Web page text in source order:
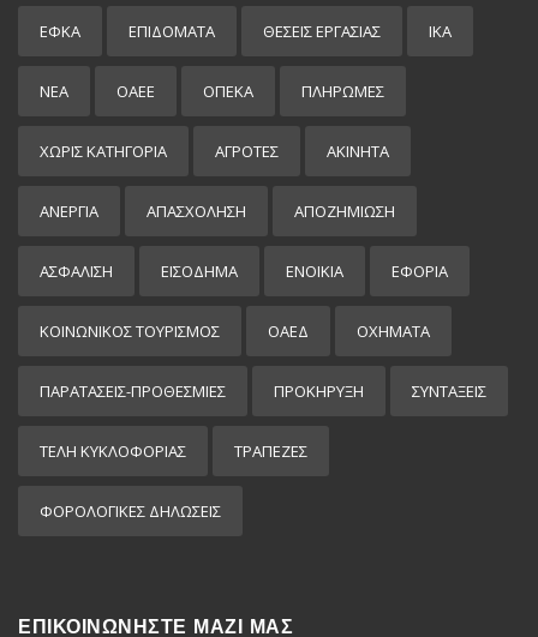
ΕΦΚΑ ΕΠΙΔΌΜΑΤΑ ΘΕΣΕΙΣ ΕΡΓΑΣΙΑΣ ΙΚΑ
ΝΕΑ ΟΑΕΕ ΟΠΕΚΑ ΠΛΗΡΩΜΕΣ
ΧΩΡΊΣ ΚΑΤΗΓΟΡΊΑ ΑΓΡΟΤΕΣ ΑΚΙΝΗΤΑ
ΑΝΕΡΓΙΑ ΑΠΑΣΧΟΛΗΣΗ ΑΠΟΖΗΜΙΩΣΗ
ΑΣΦΑΛΙΣΗ ΕΙΣΌΔΗΜΑ ΕΝΟΙΚΙΑ ΕΦΟΡΙΑ
ΚΟΙΝΩΝΙΚΟΣ ΤΟΥΡΙΣΜΟΣ ΟΑΕΔ ΟΧΗΜΑΤΑ
ΠΑΡΑΤΑΣΕΙΣ-ΠΡΟΘΕΣΜΙΕΣ ΠΡΟΚΉΡΥΞΗ ΣΥΝΤΑΞΕΙΣ
ΤΕΛΗ ΚΥΚΛΟΦΟΡΙΑΣ ΤΡΑΠΕΖΕΣ
ΦΟΡΟΛΟΓΙΚΕΣ ΔΗΛΩΣΕΙΣ
ΕΠΙΚΟΙΝΩΝΗΣΤΕ ΜΑΖΙ ΜΑΣ